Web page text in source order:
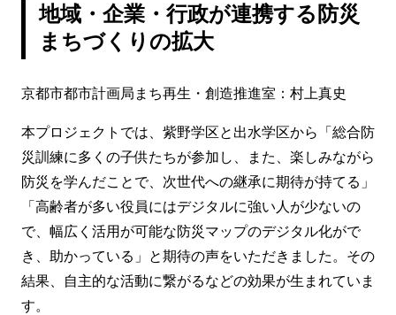
地域・企業・行政が連携する防災
まちづくりの拡大
京都市都市計画局まち再生・創造推進室：村上真史
本プロジェクトでは、紫野学区と出水学区から「総合防
災訓練に多くの子供たちが参加し、また、楽しみながら
防災を学んだことで、次世代への継承に期待が持てる」
「高齢者が多い役員にはデジタルに強い人が少ないの
で、幅広く活用が可能な防災マップのデジタル化がで
き、助かっている」と期待の声をいただきました。その
結果、自主的な活動に繋がるなどの効果が生まれていま
す。